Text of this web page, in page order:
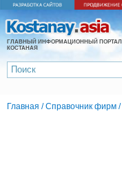
ГЛАВНЫЙ ИНФОРМАЦИОННЫЙ ПОРТАЛ
КОСТАНАЯ
Главная /Справочник фирм /